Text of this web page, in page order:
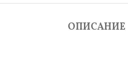
ОПИСАНИЕ